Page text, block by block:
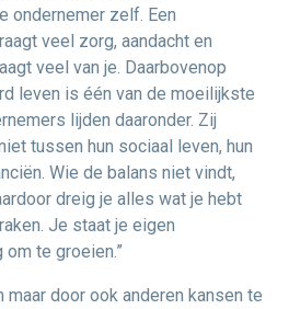
ondernemer zelf. Een
veel zorg, aandacht en
veel van je. Daarbovenop
leven is één van de moeilijkste
lijden daaronder. Zij
tussen hun sociaal leven, hun
Wie de balans niet vindt,
dreig je alles wat je hebt
Je staat je eigen
te groeien.”
maar door ook anderen kansen te